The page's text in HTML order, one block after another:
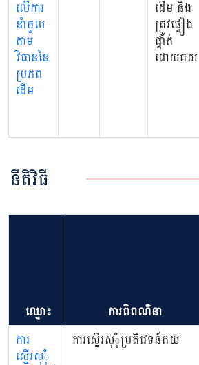
លើការ
នាំចូល
តាម
វិធាននៃ
ប្រភព
ដើម
ដើម និង
ត្រូវផ្ទៀង
ផ្ទាត់
ដោយគយ
នីតិវិធី
ឈ្មោះ ការពិពណ៌នា
ការ
ស្នើរសុុំ
ការស្នើរសុុំប្រតិវេទន៍គយ